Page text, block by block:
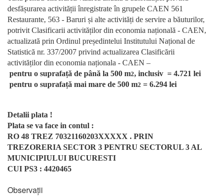
desfășurarea activității înregistrate în grupele CAEN 561
Restaurante, 563 - Baruri și alte activități de servire a băuturilor,
potrivit Clasificarii activităților din economia națională - CAEN,
actualizată prin Ordinul președintelui Institutului Național de
Statistică nr. 337/2007 privind actualizarea Clasificării
activităților din economia naționala - CAEN –
pentru o suprafață de până la 500 m2, inclusiv = 4.721 lei
pentru o suprafață mai mare de 500 m2 = 6.294 lei
Detalii plata !
Plata se va face in contul :
RO 48 TREZ 70321160203XXXXX . PRIN
TREZORERIA SECTOR 3 PENTRU SECTORUL 3 AL
MUNICIPIULUI BUCURESTI
CUI PS3 : 4420465
Observații